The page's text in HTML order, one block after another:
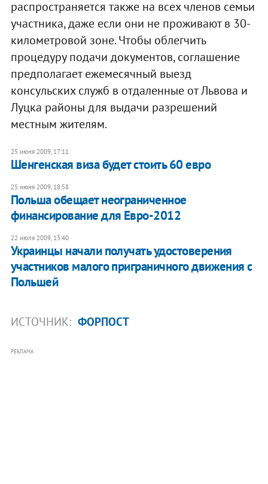
распространяется также на всех членов семьи
участника, даже если они не проживают в 30-
километровой зоне. Чтобы облегчить
процедуру подачи документов, соглашение
предполагает ежемесячный выезд
консульских служб в отдаленные от Львова и
Луцка районы для выдачи разрешений
местным жителям.
25 июня 2009, 17:11
Шенгенская виза будет стоить 60 евро
25 июня 2009, 18:58
Польша обещает неограниченное
финансирование для Евро-2012
22 июля 2009, 13:40
Украинцы начали получать удостоверения
участников малого приграничного движения с
Польшей
ИСТОЧНИК: ФОРПОСТ
РЕКЛАМА